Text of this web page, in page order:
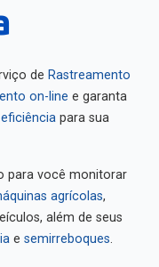
de Rastreamento
on-line e garanta
para sua
para você monitorar
agrícolas,
além de seus
e semirreboques.